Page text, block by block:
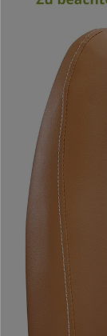
sodass Sie sich
Die in diesem
Pluspunkt in
Sitzen kann die
des Sitzes aktiviert
sorgt für mehr
Ausgangsposition,
kann der
Benutzers eingestellt
Durch die
eignet sich
Menschen.
sodass
Der Bezug ist aus
weist sehr
Verarbeitung.